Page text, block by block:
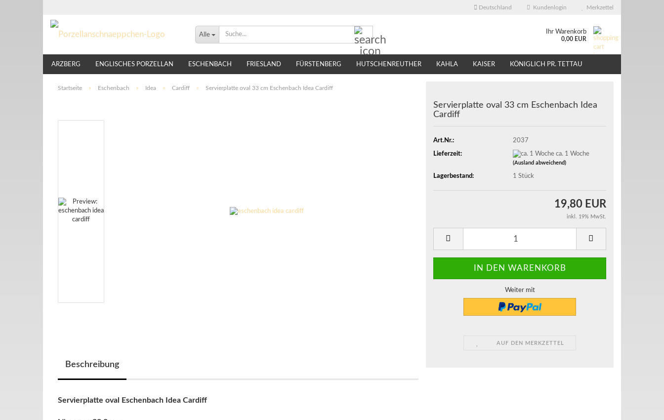
Deutschland Kundenlogin Merkzettel
Alle Ihr Warenkorb
0,00 EUR
ARZBERG ENGLISCHES PORZELLAN ESCHENBACH FRIESLAND FÜRSTENBERG HUTSCHENREUTHER KAHLA KAISER KÖNIGLICH PR. TETTAU
LINDNER NIKKO ROSENTHAL THOMAS TIRSCHENREUTH VILLEROY & BOCH
Startseite » Eschenbach » Idea » Cardiff » Servierplatte oval 33 cm Eschenbach Idea Cardiff
Servierplatte oval 33 cm Eschenbach Idea
Cardiff
Art.Nr.: 2037
Lieferzeit: ca. 1 Woche
(Ausland abweichend)
Lagerbestand: 1 Stück
19,80 EUR
inkl. 19% MwSt.
Weiter mit
AUF DEN MERKZETTEL
Beschreibung
Servierplatte oval Eschenbach Idea Cardiff